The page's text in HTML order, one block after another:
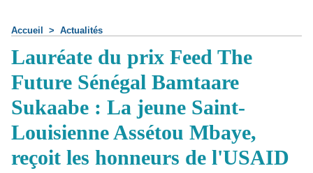
Accueil > Actualités
Lauréate du prix Feed The
Future Sénégal Bamtaare
Sukaabe : La jeune Saint-
Louisienne Assétou Mbaye,
reçoit les honneurs de l'USAID